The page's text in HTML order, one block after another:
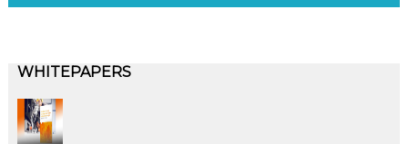
WHITEPAPERS